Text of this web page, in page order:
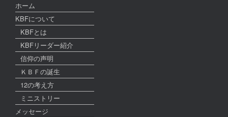
ホーム
KBFについて
KBFとは
KBFリーダー紹介
信仰の声明
ＫＢＦの誕生
12の考え方
ミニストリー
メッセージ